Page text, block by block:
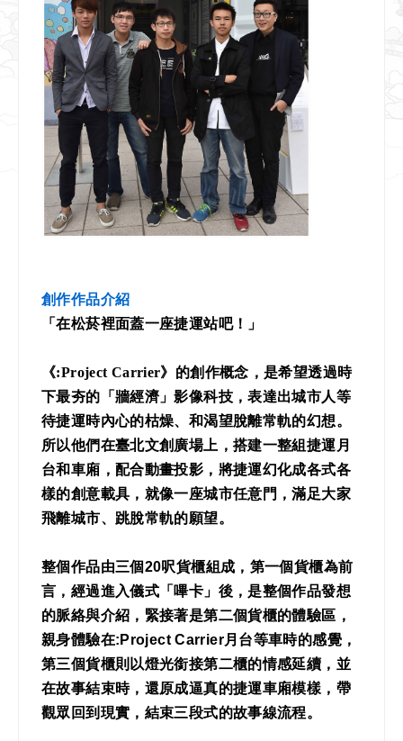
創作作品介紹
「在松菸裡面蓋一座捷運站吧！」
《:Project Carrier》的創作概念，是希望透過時
下最夯的「牆經濟」影像科技，表達出城市人等
待捷運時內心的枯燥、和渴望脫離常軌的幻想。
所以他們在臺北文創廣場上，搭建一整組捷運月
台和車廂，配合動畫投影，將捷運幻化成各式各
樣的創意載具，就像一座城市任意門，滿足大家
飛離城市、跳脫常軌的願望。
整個作品由三個20呎貨櫃組成，第一個貨櫃為前
言，經過進入儀式「嗶卡」後，是整個作品發想
的脈絡與介紹，緊接著是第二個貨櫃的體驗區，
親身體驗在:Project Carrier月台等車時的感覺，
第三個貨櫃則以燈光銜接第二櫃的情感延續，並
在故事結束時，還原成逼真的捷運車廂模樣，帶
觀眾回到現實，結束三段式的故事線流程。